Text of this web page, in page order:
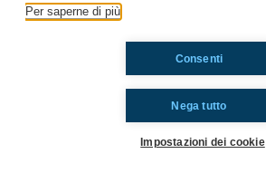
Per saperne di più
Nega tutto
Consenti
Impostazioni dei cookie